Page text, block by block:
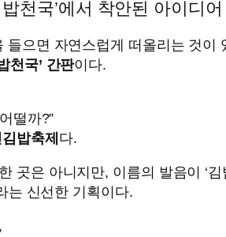
천국’에서 착안된 아이디어
들으면 자연스럽게 떠올리는 것이
천국’ 간판이다.
떨까?”
밥축제 다.
곳은 아니지만, 이름의 발음이 ‘
는 신선한 기획이다.